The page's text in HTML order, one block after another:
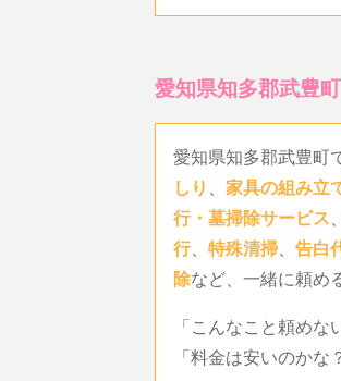
愛知県知多郡武豊
愛知県知多郡武豊町
しり 、 家具の組み立
行・墓掃除サービス、
行、 特殊清掃、 告白
除など、一緒に頼め
「こんなこと頼めな
「料金は安いのかな